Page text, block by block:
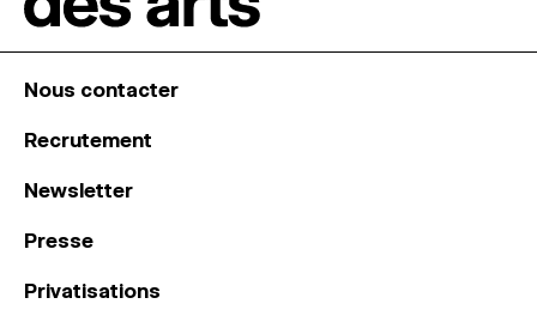
Nous contacter
Recrutement
Newsletter
Presse
Privatisations